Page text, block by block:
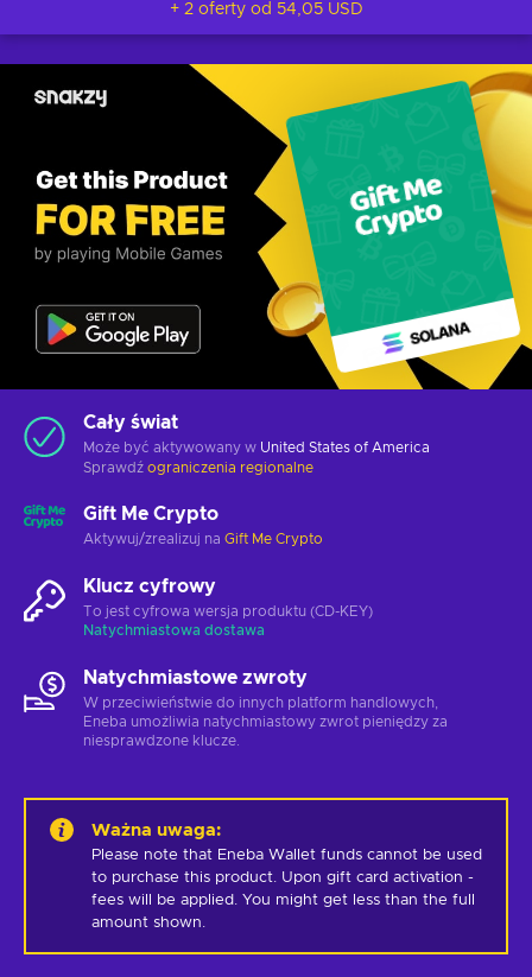
+ 2 oferty od 54,05 USD
Cały świat
Może być aktywowany w United States of America
Sprawdź ograniczenia regionalne
Gift Me Crypto
Aktywuj/zrealizuj na Gift Me Crypto
Klucz cyfrowy
To jest cyfrowa wersja produktu (CD-KEY)
Natychmiastowa dostawa
Natychmiastowe zwroty
W przeciwieństwie do innych platform handlowych,
Eneba umożliwia natychmiastowy zwrot pieniędzy za
niesprawdzone klucze.
Ważna uwaga:
Please note that Eneba Wallet funds cannot be used
to purchase this product. Upon gift card activation -
fees will be applied. You might get less than the full
amount shown.